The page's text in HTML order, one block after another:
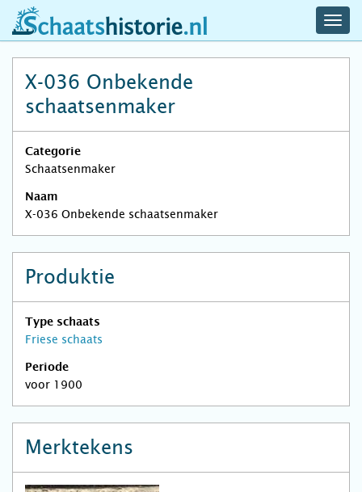
schaatshistorie.nl
X-036 Onbekende
schaatsenmaker
Categorie
Schaatsenmaker
Naam
X-036 Onbekende schaatsenmaker
Produktie
Type schaats
Friese schaats
Periode
voor 1900
Merktekens